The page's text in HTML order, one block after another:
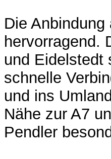
Die
hervorragend.
und Eidelstedt
schnelle
und ins
Nähe zur A7
Pendler